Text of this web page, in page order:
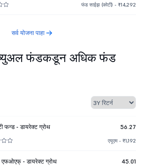
फंड साईझ (कोटी) - ₹14,292
सर्व योजना पाहा
फंडकडून अधिक फंड
फन्ड - डायरेक्ट ग्रोथ 56.27
एयूएम - ₹1,192
एफओएफ् - डायरेक्ट ग्रोथ 45.01